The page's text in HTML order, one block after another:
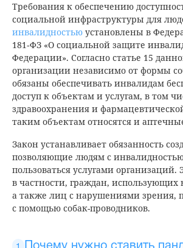
Требования к обеспечению
социальной инфраструктуры для
инвалидностью установлены в
181‑ФЗ «О социальной защите
Федерации». Согласно статье 15
организации независимо от формы
обязаны обеспечивать инвалидам
доступ к объектам и услугам, в том
здравоохранения и
таким объектам относятся и
Закон устанавливает обязанность
позволяющие людям с
пользоваться услугами организаций.
в частности, граждан, использующих
а также лиц с нарушениями зрения,
с помощью собак-проводников.